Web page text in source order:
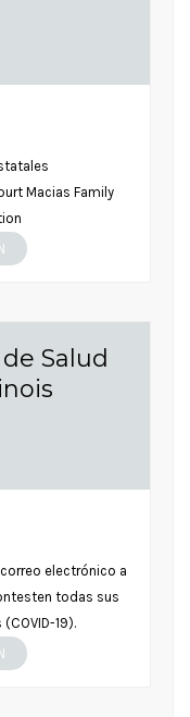
Macias Family
Salud
electrónico a
todas sus
19).